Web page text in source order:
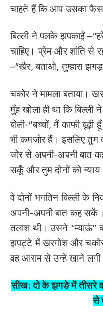
चाहते हैं कि आप उसका
बिल्ली ने पलकें झपकाईं
चाहिए। प्रेम और शांति से
–“खैर, बताओ, तुम्हारा
चकोर ने मामला बताया।
मुँह खोला ही था कि
बोली-“बच्चों, मैं काफी
भी कमजोर हैं। इसलिए तुम
जोर से अपनी-अपनी बात
सकूँ और तुम दोनों को
वे दोनों भगतिन बिल्ली के
अपनी-अपनी बात कह
तलाश थी। उसने “म्याऊं”
झपट्टे में खरगोश और
वह आराम से उन्हें खाने
सीख: दो के झगङे में तीसरे
से